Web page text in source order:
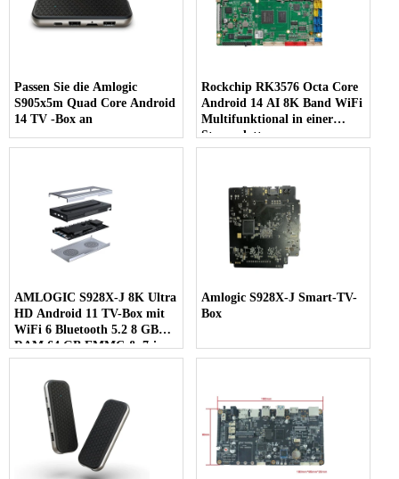
Passen Sie die Amlogic
S905x5m Quad Core Android
14 TV -Box an
Rockchip RK3576 Octa Core
Android 14 AI 8K Band WiFi
Multifunktional in einer
Steuerplatte
AMLOGIC S928X-J 8K Ultra
HD Android 11 TV-Box mit
WiFi 6 Bluetooth 5.2 8 GB
RAM 64 GB EMMC & 7-in-
1-Multi-Screen-Display
Amlogic S928X-J Smart-TV-
Box